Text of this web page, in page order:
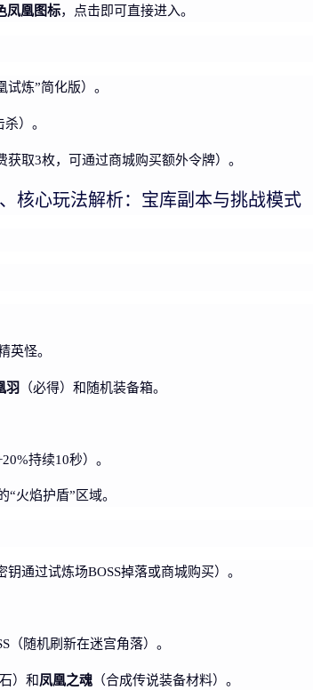
凤凰图标，点击即可直接进入。
炼”简化版）。
）。
获取3枚，可通过商城购买额外令牌）。
核心玩法解析：宝库副本与挑战模式
英怪。
羽 （必得）和随机装备箱。
持续10秒）。
火焰护盾”区域。
钥通过试炼场BOSS掉落或商城购买）。
（随机刷新在迷宫角落）。
）和凤凰之魂 （合成传说装备材料）。